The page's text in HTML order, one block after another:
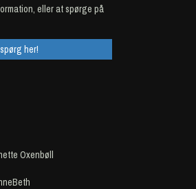
eller at spørge på
her!
Oxenbøll